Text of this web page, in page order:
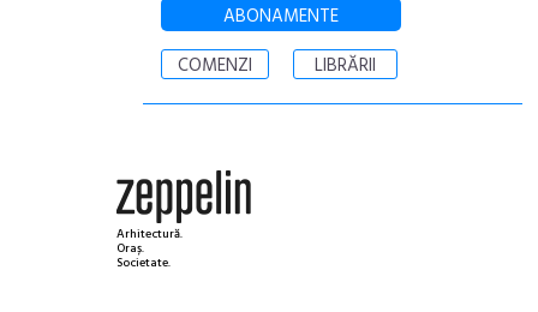
ABONAMENTE
COMENZI
LIBRĂRII
Arhitectură.
Oraș.
Societate.